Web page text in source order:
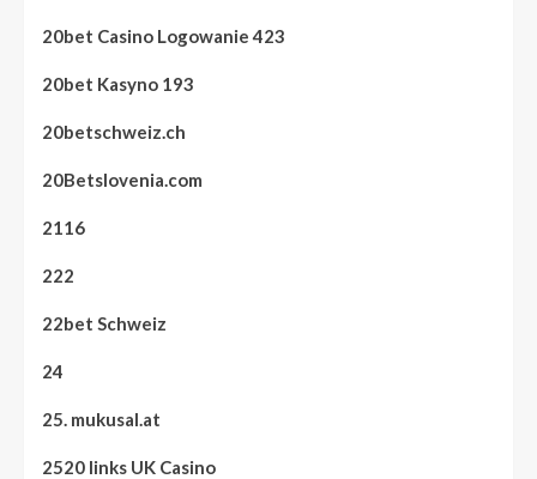
20bet Casino Logowanie 423
20bet Kasyno 193
20betschweiz.ch
20Betslovenia.com
2116
222
22bet Schweiz
24
25. mukusal.at
2520 links UK Casino